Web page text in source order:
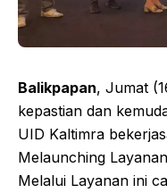
Balikpapan, Jumat
kepastian dan
UID Kaltimra
Melaunching
Melalui Layanan ini